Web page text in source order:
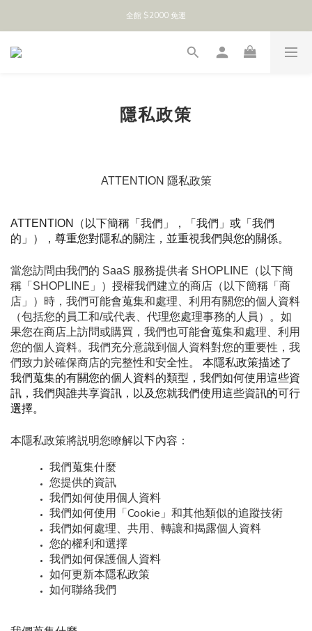
全館 $2000 免運
隱私政策
ATTENTION 隱私政策
ATTENTION（以下簡稱「我們」，「我們」或「我們
的」）
，尊重您對隱私的關注，並重視我們與您的關係。
當您訪問由我們的 SaaS 服務提供者 SHOPLINE（以下簡
稱「SHOPLINE」）授權我們建立的商店（以下簡稱「商
店」）時，我們可能會蒐集和處理、利用有關您的個人資料
（包括您的員工和/或代表、代理您處理事務的人員）。如
果您在商店上訪問或購買，我們也可能會蒐集和處理、利用
您的個人資料。我們充分意識到個人資料對您的重要性，我
們致力於確保商店的完整性和安全性。
本隱私政策描述了
我們蒐集的有關您的個人資料的類型，我們如何使用這些資
訊，我們與誰共享資訊，以及您就我們使用這些資訊的可行
選擇。
本隱私政策將説明您瞭解以下內容：
我們蒐集什麼
您提供的資訊
我們如何使用個人資料
我們如何使用「Cookie」和其他類似的追蹤技術
我們如何處理、共用、轉讓和揭露個人資料
您的權利和選擇
我們如何保護個人資料
如何更新本隱私政策
如何聯絡我們